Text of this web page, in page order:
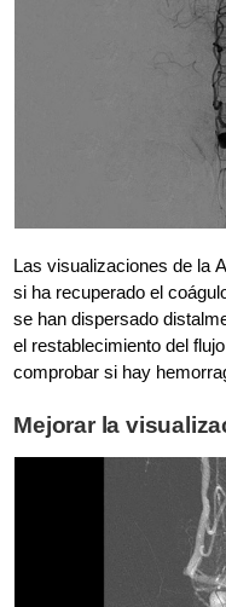
Las visualizaciones de la
si ha recuperado el
se han dispersado
el restablecimiento del
comprobar si hay
Mejorar la